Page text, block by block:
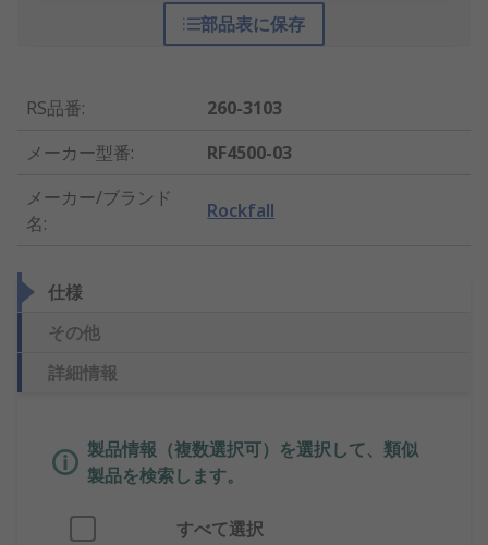
部品表に保存
RS品番:
260-3103
メーカー型番:
RF4500-03
メーカー/ブランド
名:
Rockfall
仕様
その他
詳細情報
製品情報（複数選択可）を選択して、類似
製品を検索します。
すべて選択